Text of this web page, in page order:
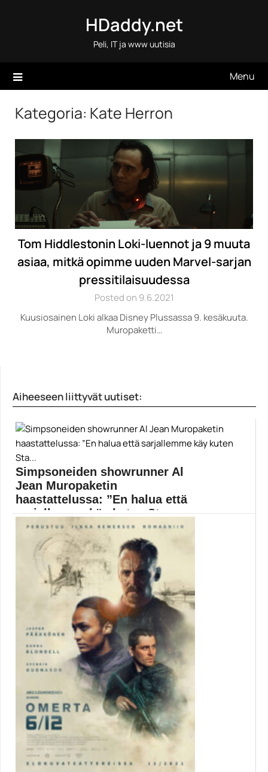
HDaddy.net
Peli, IT ja www uutisia
Menu
Kategoria: Kate Herron
Tom Hiddlestonin Loki-luennot ja 9 muuta
asiaa, mitkä opimme uuden Marvel-sarjan
pressitilaisuudessa
Posted on 9.6.2021
Kuusiosainen Loki alkaa Disney Plussassa 9. kesäkuuta.
Muropaketti…
Aiheeseen liittyvät uutiset:
Simpsoneiden showrunner Al
Jean Muropaketin
haastattelussa: ”En halua että
sarjallemme käy kuten Sta...
Showrunner, käsikirjoittaja ja tuottaja Al Jean on
tehnyt...